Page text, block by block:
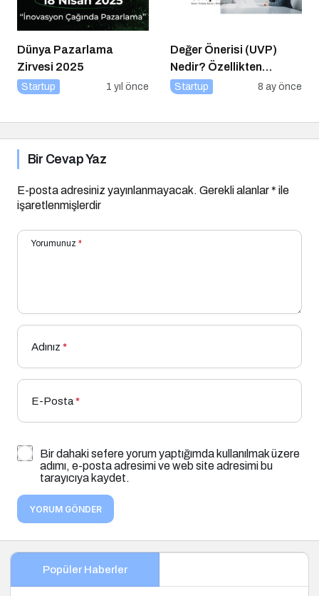
Dünya Pazarlama
Zirvesi 2025
Startup 1 yıl önce
Değer Önerisi (UVP)
Nedir? Özellikten
Faydaya Geçiş
Startup 8 ay önce
Bir Cevap Yaz
E-posta adresiniz yayınlanmayacak. Gerekli alanlar* ile
işaretlenmişlerdir
Yorumunuz *
Adınız *
E-Posta*
Bir dahaki sefere yorum yaptığımda kullanılmak üzere
adımı, e-posta adresimi ve web site adresimi bu
tarayıcıya kaydet.
YORUM GÖNDER
Popüler Haberler